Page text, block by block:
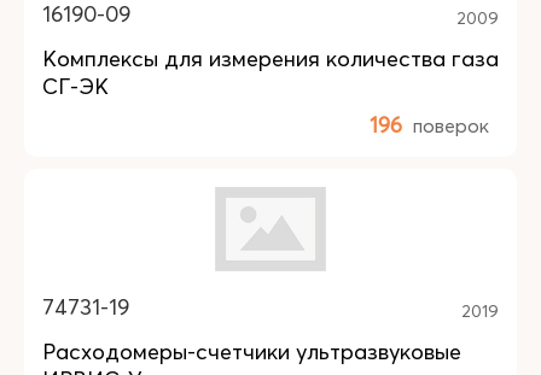
16190-09 2009
Комплексы для измерения количества газа
СГ-ЭК
196 поверок
74731-19 2019
Расходомеры-счетчики ультразвуковые